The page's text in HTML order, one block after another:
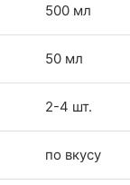
500 мл
50 мл
2-4 шт.
по вкусу